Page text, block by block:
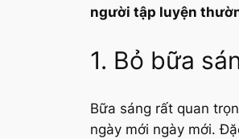
người tập luyện
1. Bỏ bữa
Bữa sáng rất quan
ngày mới ngày mới.